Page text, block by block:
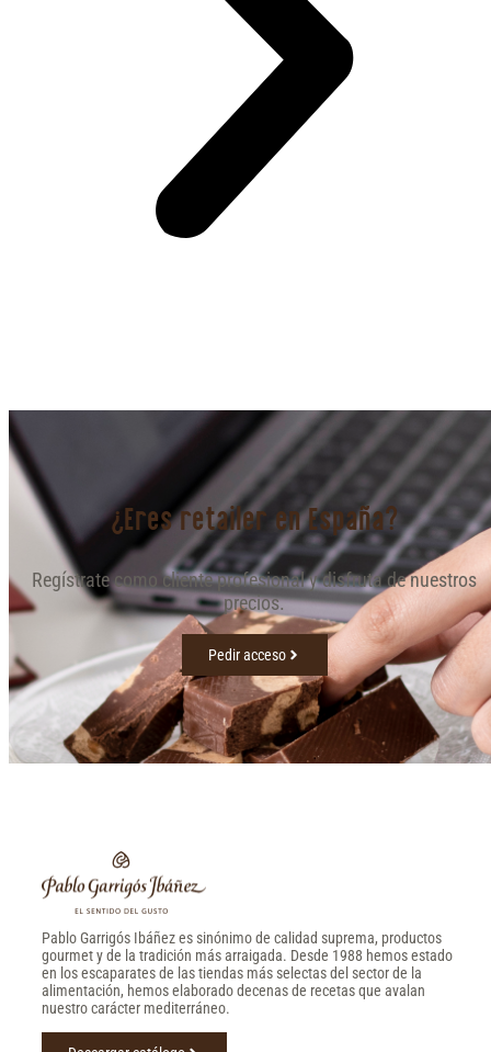
¿Eres retailer en España?
Regístrate como cliente profesional y disfruta de nuestros
precios.
Pedir acceso
Pablo Garrigós Ibáñez es sinónimo de calidad suprema, productos
gourmet y de la tradición más arraigada. Desde 1988 hemos estado
en los escaparates de las tiendas más selectas del sector de la
alimentación, hemos elaborado decenas de recetas que avalan
nuestro carácter mediterráneo.